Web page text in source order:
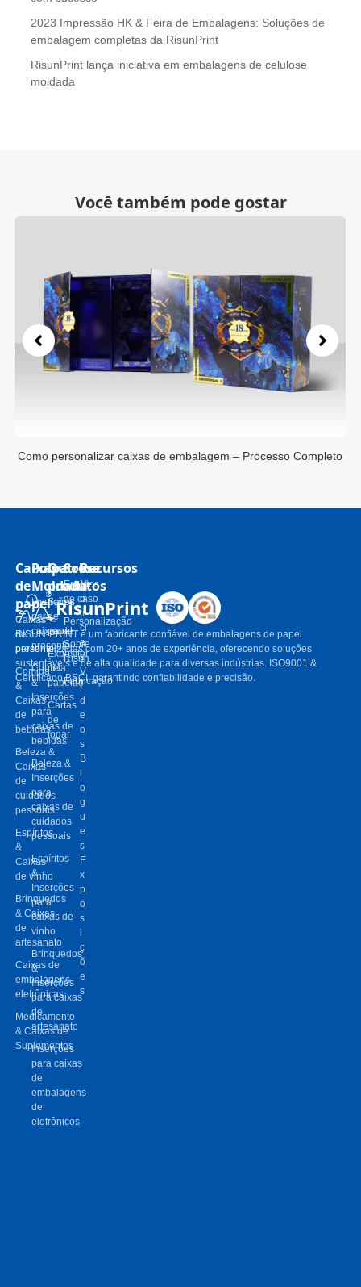
2023 Impressão HK & Feira de Embalagens: Soluções de
embalagem completas da RisunPrint
RisunPrint lança iniciativa em embalagens de celulose
moldada
Você também pode gostar
Como personalizar caixas de embalagem – Processo Completo
Caixas
de
papel
Caixas
de
presente
Comida
&
Caixas
de
bebidas
Beleza &
Caixas
de
cuidados
pessoais
Espíritos
&
Caixas
de vinho
Brinquedos
& Caixas
de
artesanato
Caixas de
embalagens
eletrônicas
Medicamento
& Caixas de
Suplementos
Polpa
Moldada
Inserções
para
caixas de
presente
Comida
&
Inserções
para
caixas de
bebidas
Beleza &
Inserções
para
caixas de
cuidados
pessoais
Espíritos
&
Inserções
para
caixas de
vinho
Brinquedos
&
Inserções
para caixas
de
artesanato
Inserções
para caixas
de
embalagens
de
eletrônicos
Outros
produtos
Sacos
de
papel
Expositor
de
papelão
Cartas
de
jogar
Sobre
Estudos
de caso
Personalização
Sobre
Risun
Fabricação
Recursos
N
o
tí
ci
a
s
V
í
d
e
o
s
B
o
g
u
e
s
E
x
p
o
s
i
ç
õ
e
s
RisunPrint
RISUN-PRINT é um fabricante confiável de embalagens de papel
personalizadas com 20+ anos de experiência, oferecendo soluções
sustentáveis ​​e de alta qualidade para diversas indústrias. ISO9001 &
Certificado BSCI, garantindo confiabilidade e precisão.